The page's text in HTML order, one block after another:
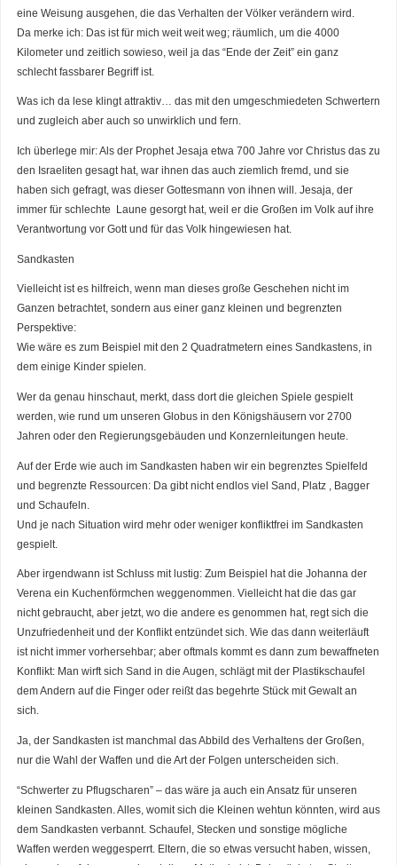
eine Weisung ausgehen, die das Verhalten der Völker verändern wird.
Da merke ich: Das ist für mich weit weit weg; räumlich, um die 4000
Kilometer und zeitlich sowieso, weil ja das “Ende der Zeit” ein ganz
schlecht fassbarer Begriff ist.
Was ich da lese klingt attraktiv… das mit den umgeschmiedeten Schwertern
und zugleich aber auch so unwirklich und fern.
Ich überlege mir: Als der Prophet Jesaja etwa 700 Jahre vor Christus das zu
den Israeliten gesagt hat, war ihnen das auch ziemlich fremd, und sie
haben sich gefragt, was dieser Gottesmann von ihnen will. Jesaja, der
immer für schlechte Laune gesorgt hat, weil er die Großen im Volk auf ihre
Verantwortung vor Gott und für das Volk hingewiesen hat.
Sandkasten
Vielleicht ist es hilfreich, wenn man dieses große Geschehen nicht im
Ganzen betrachtet, sondern aus einer ganz kleinen und begrenzten
Perspektive:
Wie wäre es zum Beispiel mit den 2 Quadratmetern eines Sandkastens, in
dem einige Kinder spielen.
Wer da genau hinschaut, merkt, dass dort die gleichen Spiele gespielt
werden, wie rund um unseren Globus in den Königshäusern vor 2700
Jahren oder den Regierungsgebäuden und Konzernleitungen heute.
Auf der Erde wie auch im Sandkasten haben wir ein begrenztes Spielfeld
und begrenzte Ressourcen: Da gibt nicht endlos viel Sand, Platz , Bagger
und Schaufeln.
Und je nach Situation wird mehr oder weniger konfliktfrei im Sandkasten
gespielt.
Aber irgendwann ist Schluss mit lustig: Zum Beispiel hat die Johanna der
Verena ein Kuchenförmchen weggenommen. Vielleicht hat die das gar
nicht gebraucht, aber jetzt, wo die andere es genommen hat, regt sich die
Unzufriedenheit und der Konflikt entzündet sich. Wie das dann weiterläuft
ist nicht immer vorhersehbar; aber oftmals kommt es dann zum bewaffneten
Konflikt: Man wirft sich Sand in die Augen, schlägt mit der Plastikschaufel
dem Andern auf die Finger oder reißt das begehrte Stück mit Gewalt an
sich.
Ja, der Sandkasten ist manchmal das Abbild des Verhaltens der Großen,
nur die Wahl der Waffen und die Art der Folgen unterscheiden sich.
“Schwerter zu Pflugscharen” – das wäre ja auch ein Ansatz für unseren
kleinen Sandkasten. Alles, womit sich die Kleinen wehtun könnten, wird aus
dem Sandkasten verbannt. Schaufel, Stecken und sonstige mögliche
Waffen werden weggesperrt. Eltern, die so etwas versucht haben, wissen,